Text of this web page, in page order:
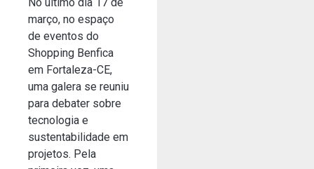
março, no espaço
de eventos do
Shopping Benfica
em Fortaleza-CE,
uma galera se reuniu
para debater sobre
tecnologia e
sustentabilidade em
projetos. Pela